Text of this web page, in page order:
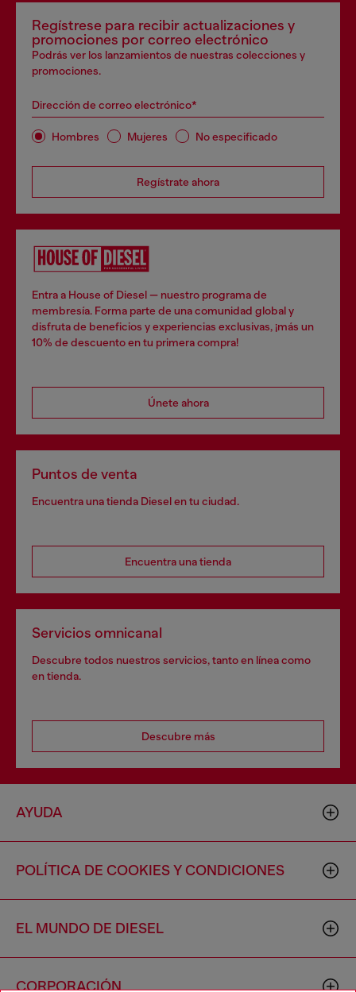
Regístrese para recibir actualizaciones y
promociones por correo electrónico
Podrás ver los lanzamientos de nuestras colecciones y
promociones.
Dirección de correo electrónico*
Hombres Mujeres No especificado
Regístrate ahora
Entra a House of Diesel — nuestro programa de
membresía. Forma parte de una comunidad global y
disfruta de beneficios y experiencias exclusivas, ¡más un
10% de descuento en tu primera compra!
Únete ahora
Puntos de venta
Encuentra una tienda Diesel en tu ciudad.
Encuentra una tienda
Servicios omnicanal
Descubre todos nuestros servicios, tanto en línea como
en tienda.
Descubre más
AYUDA
POLÍTICA DE COOKIES Y CONDICIONES
EL MUNDO DE DIESEL
CORPORACIÓN